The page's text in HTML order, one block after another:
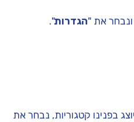
ונבחר את "הגדרות".
בפנינו קטגוריות, נבחר את